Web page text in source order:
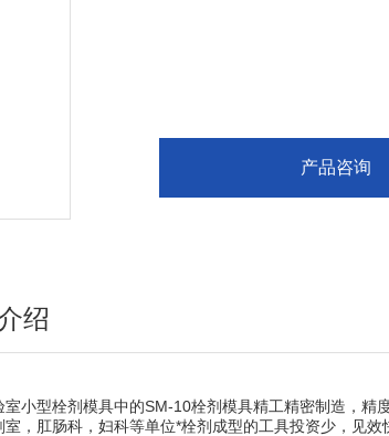
产品咨询
绍
型栓剂模具中的SM-10栓剂模具精工精密制造，精度
室，肛肠科，妇科等单位*栓剂成型的工具投资少，见效